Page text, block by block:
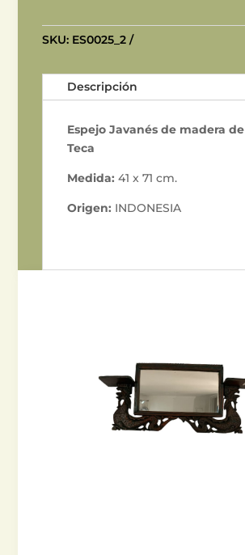
SKU: ES0025_2
Descripción
Espejo Javanés de madera de
Teca
Medida: 41 x 71 cm.
Origen: INDONESIA